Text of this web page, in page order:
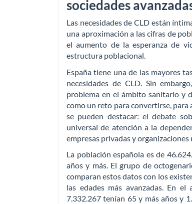
sociedades
Las necesidades de CLD están
una aproximación a las cifras de
el aumento de la esperanza de
estructura poblacional.
España tiene una de las mayores
necesidades de CLD. Sin
problema en el ámbito sanitario y
como un reto para convertirse, para
se pueden destacar: el debate
universal de atención a la
empresas privadas y
La población española es de
años y más. El grupo de
comparan estos datos con los
las edades más avanzadas. En
7.332.267 tenían 65 y más años y